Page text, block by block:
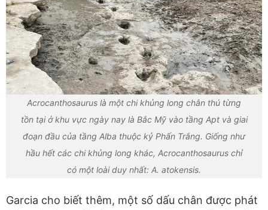
Acrocanthosaurus là một chi khủng long chân thú từng
tồn tại ở khu vực ngày nay là Bắc Mỹ vào tầng Apt và giai
đoạn đầu của tầng Alba thuộc kỷ Phấn Trắng. Giống như
hầu hết các chi khủng long khác, Acrocanthosaurus chỉ
có một loài duy nhất: A. atokensis.
Garcia cho biết thêm, một số dấu chân được phát